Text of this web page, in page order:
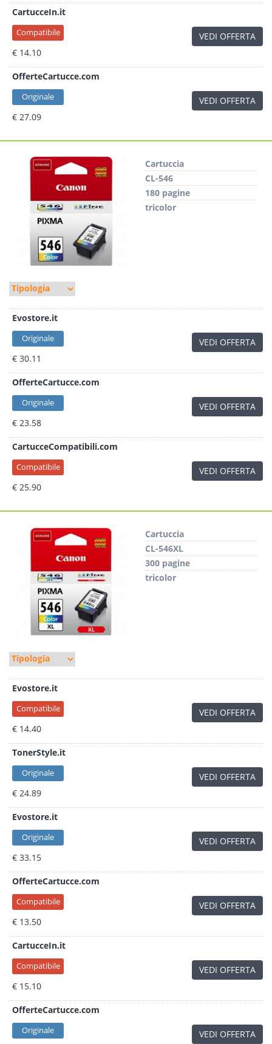
CartucceIn.it
Compatibile
€ 14.10
VEDI OFFERTA
OfferteCartucce.com
Originale
€ 27.09
VEDI OFFERTA
Cartuccia
CL-546
180 pagine
tricolor
Evostore.it
Originale
€ 30.11
VEDI OFFERTA
OfferteCartucce.com
Originale
€ 23.58
VEDI OFFERTA
CartucceCompatibili.com
Compatibile
€ 25.90
VEDI OFFERTA
Cartuccia
CL-546XL
300 pagine
tricolor
Evostore.it
Compatibile
€ 14.40
VEDI OFFERTA
TonerStyle.it
Originale
€ 24.89
VEDI OFFERTA
Evostore.it
Originale
€ 33.15
VEDI OFFERTA
OfferteCartucce.com
Compatibile
€ 13.50
VEDI OFFERTA
CartucceIn.it
Compatibile
€ 15.10
VEDI OFFERTA
OfferteCartucce.com
Originale VEDI OFFERTA